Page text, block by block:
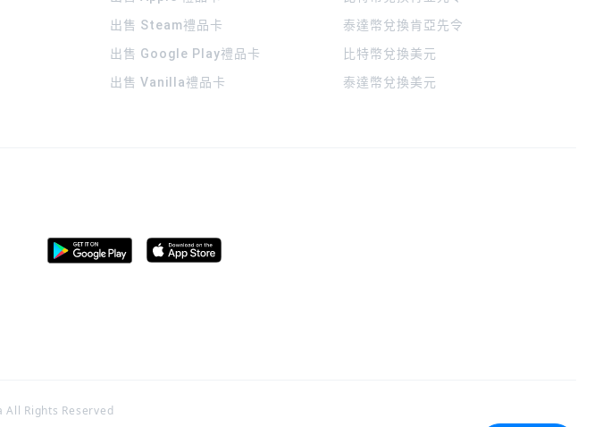
出售 Steam禮品卡
出售 Google Play禮品卡
出售 Vanilla禮品卡
泰達幣兌換肯亞先令
比特幣兌換美元
泰達幣兌換美元
All Rights Reserved